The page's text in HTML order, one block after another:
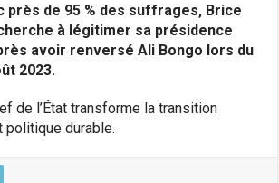
près de 95 % des suffrages, Brice
à légitimer sa présidence
avoir renversé Ali Bongo lors du
2023.
de l’État transforme la transition
politique durable.